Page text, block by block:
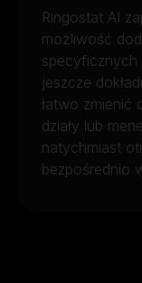
Ringostat AI
możliwość
specyficznych
jeszcze
łatwo zmienić
działy lub
natychmiast
bezpośrednio